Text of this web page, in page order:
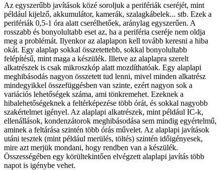
Az egyszerűbb javítások közé soroljuk a perifériák cseréjét, mint
például kijelző, akkumulátor, kamerák, szalagkábelek... stb. Ezek a
perifériák 0,5-1 óra alatt cserélhetőek, aránylag egyszerűen. A
rosszabb és bonyolultabb eset az, ha a periféria cseréje nem oldja
meg a problémát. Ilyenkor az alaplapon kell tovább keresni a hiba
okát. Egy alaplap sokkal összetettebb, sokkal bonyolultabb
felépítésű, mint maga a készülék. Illetve az alaplapra szerelt
alkatrészek is csak mikroszkóp alatt mozdíthatóak. Egy alaplapi
meghibásodás nagyon összetett tud lenni, mivel minden alkatrész
mindegyikkel összefüggésben van szinte, ezért nagyon sok a
variációs lehetőségek száma, ami tönkremehet. Ezeknek a
hibalehetőségeknek a feltérképezése több órát, és sokkal nagyobb
szakértelmet igényel. Az alaplapi alkatrészek, mint például IC-k,
ellenállások, kondenzátorok meghibásodása sem mindig egyértelmű,
aminek a feltárása szintén több órás művelet. Az alaplapi javítások
utáni tesztek (mint például merülés, töltés) szintén időigényesek,
mire azt merjük mondani, hogy rendben van a készülék.
Összességében egy körültekintően elvégzett alaplapi javítás több
napot is igénybe vehet.